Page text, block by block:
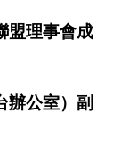
盟理事會成
辦公室）副